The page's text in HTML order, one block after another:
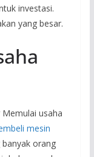
investasi.
yang besar.
usaha
mesin
orang